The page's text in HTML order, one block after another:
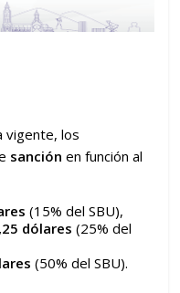
vigente, los
sanción en función al
(15% del SBU),
dólares (25% del
(50% del SBU).